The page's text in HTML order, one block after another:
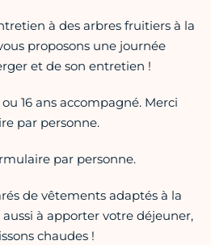
à des arbres fruitiers à la
proposons une journée
et de son entretien !
16 ans accompagné. Merci
par personne.
par personne.
de vêtements adaptés à la
à apporter votre déjeuner,
chaudes !